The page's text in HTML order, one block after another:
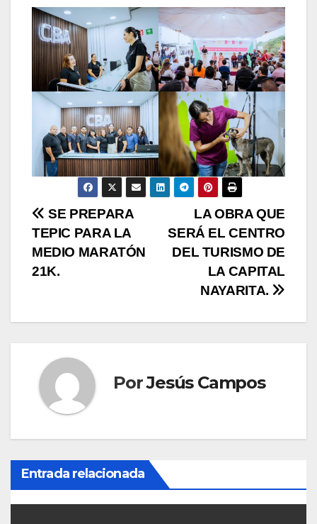
N
a
v
a
c
n
d
LA OBRA QUE
SERÁ EL CENTRO
DEL TURISMO DE
LA CAPITAL
NAYARITA.
SE PREPARA
TEPIC PARA LA
MEDIO MARATÓN
21K.
PorJesús Campos
Entrada relacionada